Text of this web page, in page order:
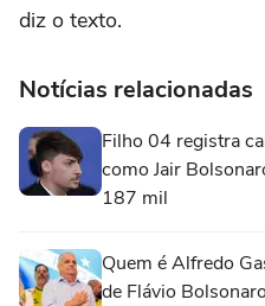
diz o texto.
Notícias relacionadas
Filho 04 registra
como Jair
187 mil
Quem é Alfredo
de Flávio